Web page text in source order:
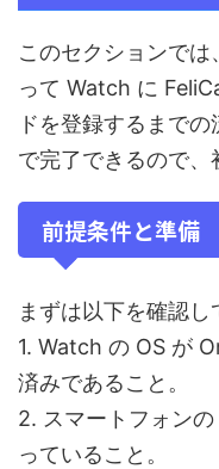
このセクションで
って Watch に
ドを登録するまで
で完了できるので、
前提条件と準備
まずは以下を確認し
1. Watch の OS が
済みであること。
2. スマートフォン
っていること。